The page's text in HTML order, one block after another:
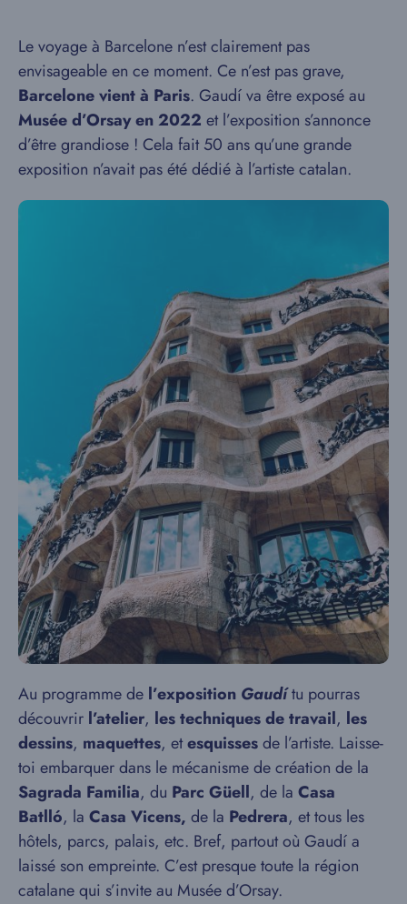
Le voyage à Barcelone n’est clairement pas
envisageable en ce moment. Ce n’est pas grave,
Barcelone vient à Paris. Gaudí va être exposé au
Musée d’Orsay en 2022 et l’exposition s’annonce
d’être grandiose ! Cela fait 50 ans qu’une grande
exposition n’avait pas été dédié à l’artiste catalan.
Au programme de l’exposition Gaudítu pourras
découvrir l’atelier, les techniques de travail, les
dessins, maquettes, etesquissesde l’artiste. Laisse-
toi embarquer dans le mécanisme de création de la
Sagrada Familia, du Parc Güell, de la Casa
Batlló, la Casa Vicens, de la Pedrera, et tous les
hôtels, parcs, palais, etc. Bref, partout où Gaudí a
laissé son empreinte. C’est presque toute la région
catalane qui s’invite au Musée d’Orsay.